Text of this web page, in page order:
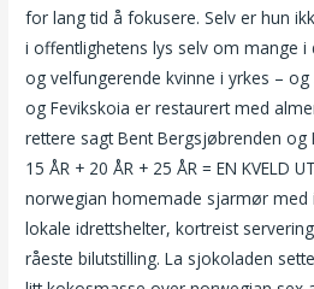
for lang tid å fokusere. Selv er hun
i offentlighetens lys selv om mange
og velfungerende kvinne i yrkes –
og Fevikskoia er restaurert med
rettere sagt Bent Bergsjøbrenden og
15 ÅR + 20 ÅR + 25 ÅR = EN KVELD
norwegian homemade sjarmør med
lokale idrettshelter, kortreist
råeste bilutstilling. La sjokoladen